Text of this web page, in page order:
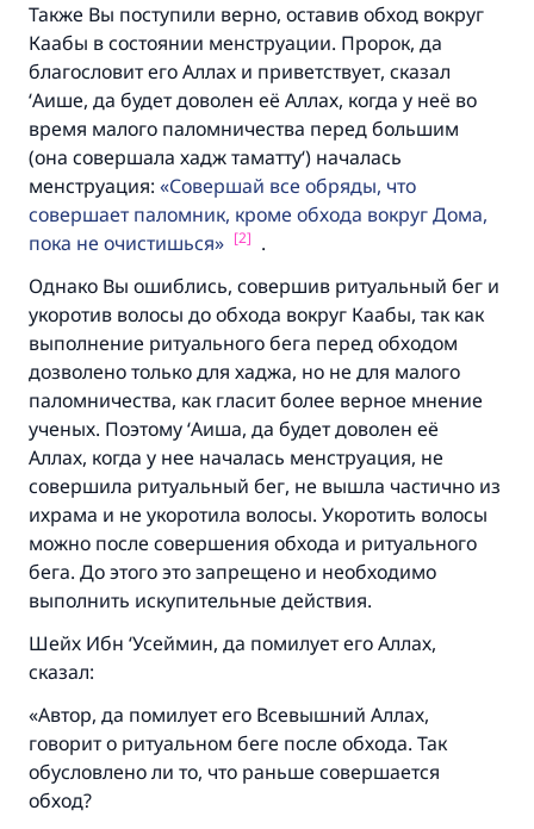
Также Вы поступили верно, оставив обход вокруг
Каабы в состоянии менструации. Пророк, да
благословит его Аллах и приветствует, сказал
‘Аише, да будет доволен её Аллах, когда у неё во
время малого паломничества перед большим
(она совершала хадж таматту‘) началась
менструация:
Совершай все обряды, что
совершает паломник, кроме обхода вокруг Дома,
пока не очистишься
[2] .
Однако Вы ошиблись, совершив ритуальный бег и
укоротив волосы до обхода вокруг Каабы, так как
выполнение ритуального бега перед обходом
дозволено только для хаджа, но не для малого
паломничества, как гласит более верное мнение
ученых. Поэтому ‘Аиша, да будет доволен её
Аллах, когда у нее началась менструация, не
совершила ритуальный бег, не вышла частично из
ихрама и не укоротила волосы. Укоротить волосы
можно после совершения обхода и ритуального
бега. До этого это запрещено и необходимо
выполнить искупительные действия.
Шейх Ибн ‘Усеймин, да помилует его Аллах,
сказал:
«Автор, да помилует его Всевышний Аллах,
говорит о ритуальном беге после обхода. Так
обусловлено ли то, что раньше совершается
обход?